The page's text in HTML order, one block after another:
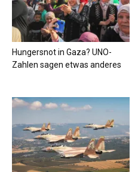
Hungersnot in Gaza? UNO-
Zahlen sagen etwas anderes